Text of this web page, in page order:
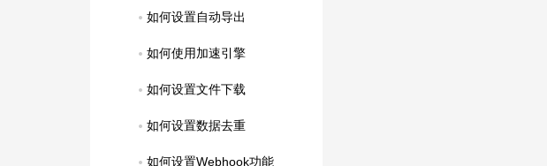
如何设置自动导出
如何使用加速引擎
如何设置文件下载
如何设置数据去重
如何设置Webhook功能